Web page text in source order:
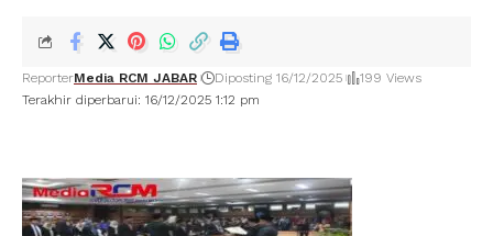
Terakhir diperbarui: 16/12/2025 1:12 pm
ReporterMedia RCM JABAR Diposting 16/12/2025 199 Views